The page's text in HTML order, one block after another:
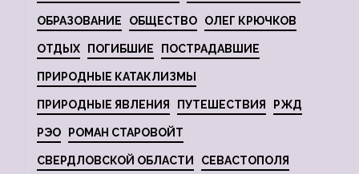
ОБРАЗОВАНИЕ ОБЩЕСТВО ОЛЕГ КРЮЧКОВ
ОТДЫХ ПОГИБШИЕ ПОСТРАДАВШИЕ
ПРИРОДНЫЕ КАТАКЛИЗМЫ
ПРИРОДНЫЕ ЯВЛЕНИЯ ПУТЕШЕСТВИЯ РЖД
РЭО РОМАН СТАРОВОЙТ
СВЕРДЛОВСКОЙ ОБЛАСТИ СЕВАСТОПОЛЯ